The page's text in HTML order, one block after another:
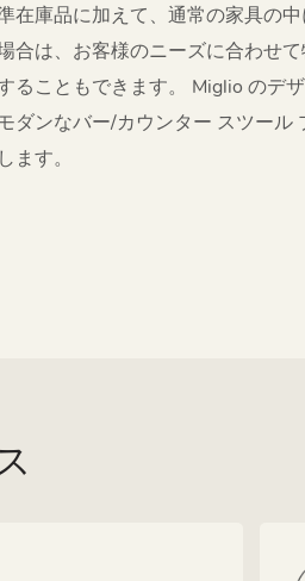
在庫品に加えて、通常の家具の
合は、お客様のニーズに合わせ
ることもできます。 Miglio のデ
ダンなバー/カウンター スツール
ます。